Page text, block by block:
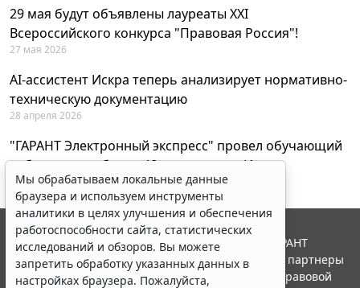
29 мая будут объявлены лауреаты XXI
Всероссийского конкурса "Правовая Россия"!
27 мая 2026
AI-ассистент Искра теперь анализирует нормативно-
техническую документацию
28 апреля 2026
"ГАРАНТ Электронный экспресс" провел обучающий
вебинар по работе с AI-ассистентом Искра
23 апреля 2026
Мы обрабатываем локальные данные
браузера и используем инструменты
аналитики в целях улучшения и обеспечения
работоспособности сайта, статистических
исследований и обзоров. Вы можете
запретить обработку указанных данных в
настройках браузера. Пожалуйста,
© ООО "НПП "ГАРАНТ-СЕРВИС", 2026. Система ГАРАНТ
выпускается с 1990 года. Компания "Гарант" и ее партнеры
являются участниками Российской ассоциации правовой